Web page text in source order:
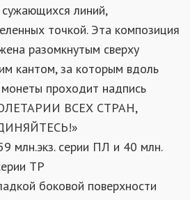
сужающихся линий,
точкой. Эта композиция
разомкнутым сверху
кантом, за которым вдоль
монеты проходит надпись
ВСЕХ СТРАН,
млн.экз. серии ПЛ и 40 млн.
ТР
боковой поверхности